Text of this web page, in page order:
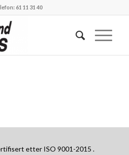
61 11 31 40
etter ISO 9001-2015 .